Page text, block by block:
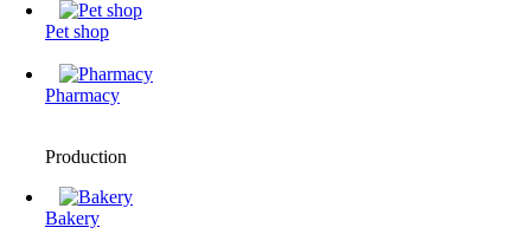
Pet shop
Pharmacy
Production
Bakery